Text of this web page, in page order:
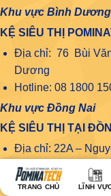
Khu vực Bình Dương
KỆ SIÊU THỊ
Địa chỉ: 76 Bùi
Dương
Hotline: 08 1800
Khu vực Đồng Nai
KỆ SIÊU THỊ TẠI
Địa chỉ: 22A –
Đồng Nai
Số điện thoại:
TRANG CHỦ LĨNH